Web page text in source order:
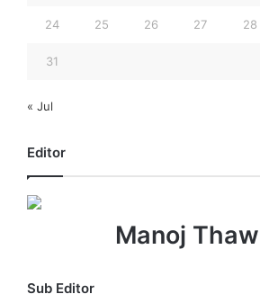
24 25 26 27 28
31
« Jul
Editor
Manoj
Sub Editor